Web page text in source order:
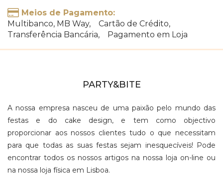
Meios de Pagamento:
Multibanco, MB Way, Cartão de Crédito,
Transferência Bancária, Pagamento em Loja
PARTY&BITE
A nossa empresa nasceu de uma paixão pelo mundo das
festas e do cake design, e tem como objectivo
proporcionar aos nossos clientes tudo o que necessitam
para que todas as suas festas sejam inesquecíveis! Pode
encontrar todos os nossos artigos na nossa loja on-line ou
na nossa loja física em Lisboa.